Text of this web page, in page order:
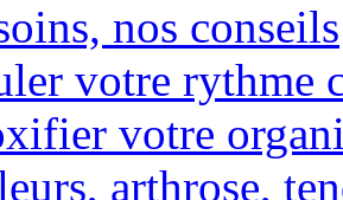
nos conseils
votre rythme
votre
arthrose,